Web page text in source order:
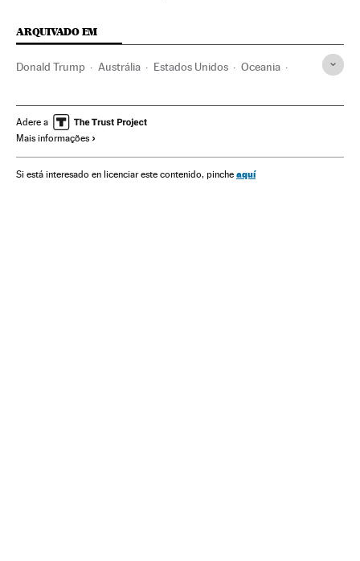
ARQUIVADO EM
Donald Trump Austrália Estados Unidos Oceania
Adere a
Mais informações
Si está interesado en licenciar este contenido, pinche aquí